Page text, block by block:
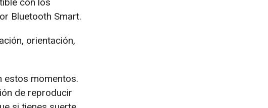
Bluetooth Smart.
orientación,
estos momentos.
de reproducir